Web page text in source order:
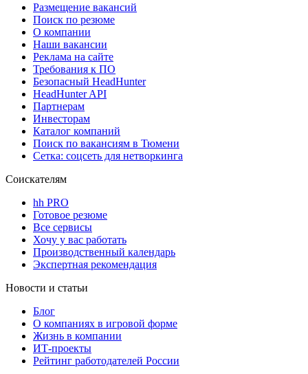
Размещение вакансий
Поиск по резюме
О компании
Наши вакансии
Реклама на сайте
Требования к ПО
Безопасный HeadHunter
HeadHunter API
Партнерам
Инвесторам
Каталог компаний
Поиск по вакансиям в Тюмени
Сетка: соцсеть для нетворкинга
Соискателям
hh PRO
Готовое резюме
Все сервисы
Хочу у вас работать
Производственный календарь
Экспертная рекомендация
Новости и статьи
Блог
О компаниях в игровой форме
Жизнь в компании
ИТ-проекты
Рейтинг работодателей России